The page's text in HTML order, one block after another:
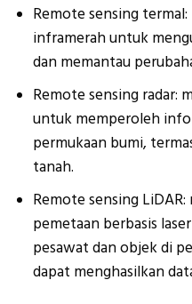
Remote sensing
inframerah untuk
dan memantau
Remote sensing radar:
untuk memperoleh
permukaan bumi,
tanah.
Remote sensing
pemetaan berbasis
pesawat dan objek di
dapat menghasilkan